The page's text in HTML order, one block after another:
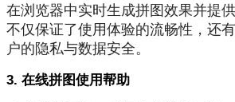
在浏览器中实时生成拼图效果并提
不仅保证了使用体验的流畅性，还
户的隐私与数据安全。
3. 在线拼图使用帮助